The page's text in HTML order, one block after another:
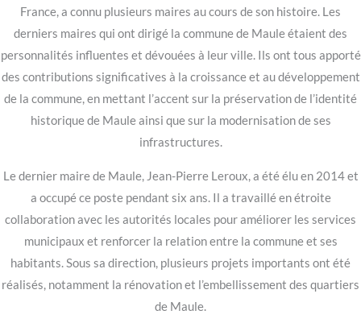
France, a connu plusieurs maires au cours de son histoire. Les
derniers maires qui ont dirigé la commune de Maule étaient des
personnalités influentes et dévouées à leur ville. Ils ont tous apporté
des contributions significatives à la croissance et au développement
de la commune, en mettant l’accent sur la préservation de l’identité
historique de Maule ainsi que sur la modernisation de ses
infrastructures.
Le dernier maire de Maule, Jean-Pierre Leroux, a été élu en 2014 et
a occupé ce poste pendant six ans. Il a travaillé en étroite
collaboration avec les autorités locales pour améliorer les services
municipaux et renforcer la relation entre la commune et ses
habitants. Sous sa direction, plusieurs projets importants ont été
réalisés, notamment la rénovation et l’embellissement des quartiers
de Maule.